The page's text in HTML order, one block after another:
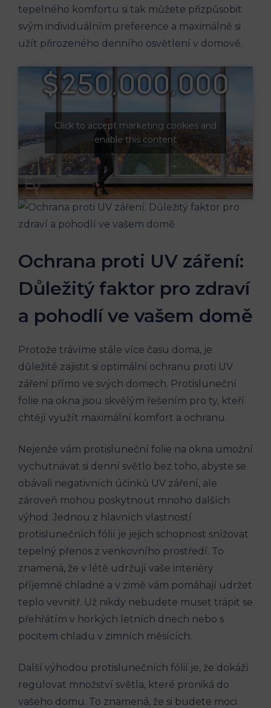
tepelného komfortu si tak můžete přizpůsobit
svým individuálním preference a maximálně si
užít přirozeného denního osvětlení v domově.
Click to accept marketing cookies and
enable this content
Ochrana proti UV záření:
Důležitý faktor pro zdraví
a pohodlí ve vašem domě
Protože trávíme stále více času doma, je
důležité zajistit si optimální ochranu proti UV
záření přímo ve svých domech. Protisluneční
folie na okna jsou skvělým řešením pro ty, kteří
chtějí využít maximální komfort a ochranu.
Nejenže vám protisluneční folie na okna umožní
vychutnávat si denní světlo bez toho, abyste se
obávali negativních účinků UV záření, ale
zároveň mohou poskytnout mnoho dalších
výhod. Jednou z hlavních vlastností
protislunečních fólií je jejich schopnost snížovat
tepelný přenos z venkovního prostředí. To
znamená, že v létě udržují vaše interiéry
příjemně chladné a v zimě vám pomáhají udržet
teplo vevnitř. Už nikdy nebudete muset trápit se
přehřátím v horkých letních dnech nebo s
pocitem chladu v zimních měsících.
Další výhodou protislunečních fólií je, že dokáží
regulovat množství světla, které proniká do
vašeho domu. To znamená, že si budete moci